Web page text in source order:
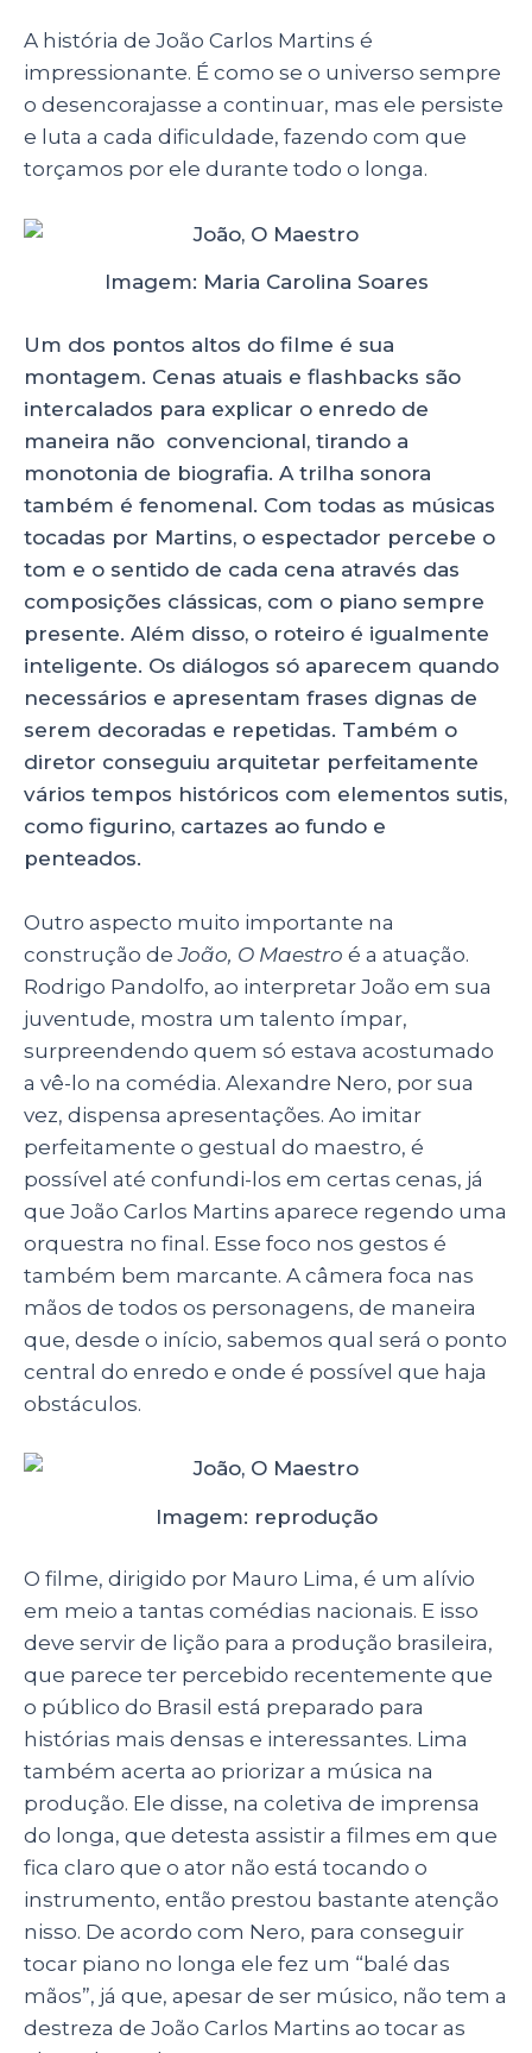
A história de João Carlos Martins é
impressionante. É como se o universo sempre
o desencorajasse a continuar, mas ele persiste
e luta a cada dificuldade, fazendo com que
torçamos por ele durante todo o longa.
Imagem: Maria Carolina Soares
Um dos pontos altos do filme é sua
montagem. Cenas atuais e flashbacks são
intercalados para explicar o enredo de
maneira não convencional, tirando a
monotonia de biografia. A trilha sonora
também é fenomenal. Com todas as músicas
tocadas por Martins, o espectador percebe o
tom e o sentido de cada cena através das
composições clássicas, com o piano sempre
presente. Além disso, o roteiro é igualmente
inteligente. Os diálogos só aparecem quando
necessários e apresentam frases dignas de
serem decoradas e repetidas. Também o
diretor conseguiu arquitetar perfeitamente
vários tempos históricos com elementos sutis,
como figurino, cartazes ao fundo e
penteados.
Outro aspecto muito importante na
construção deJoão, O Maestro é a atuação.
Rodrigo Pandolfo, ao interpretar João em sua
juventude, mostra um talento ímpar,
surpreendendo quem só estava acostumado
a vê-lo na comédia. Alexandre Nero, por sua
vez, dispensa apresentações. Ao imitar
perfeitamente o gestual do maestro, é
possível até confundi-los em certas cenas, já
que João Carlos Martins aparece regendo uma
orquestra no final. Esse foco nos gestos é
também bem marcante. A câmera foca nas
mãos de todos os personagens, de maneira
que, desde o início, sabemos qual será o ponto
central do enredo e onde é possível que haja
obstáculos.
Imagem: reprodução
O filme, dirigido por Mauro Lima, é um alívio
em meio a tantas comédias nacionais. E isso
deve servir de lição para a produção brasileira,
que parece ter percebido recentemente que
o público do Brasil está preparado para
histórias mais densas e interessantes. Lima
também acerta ao priorizar a música na
produção. Ele disse, na coletiva de imprensa
do longa, que detesta assistir a filmes em que
fica claro que o ator não está tocando o
instrumento, então prestou bastante atenção
nisso. De acordo com Nero, para conseguir
tocar piano no longa ele fez um “balé das
mãos”, já que, apesar de ser músico, não tem a
destreza de João Carlos Martins ao tocar as